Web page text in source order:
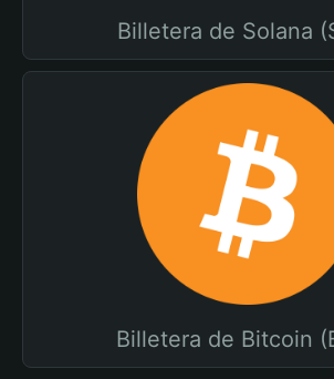
Billetera de Solana
Billetera de Bitcoin